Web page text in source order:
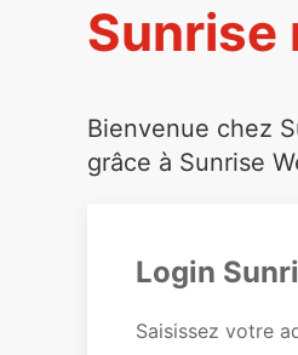
Sunrise
Bienvenue chez
grâce à Sunrise
Login
Saisissez votre